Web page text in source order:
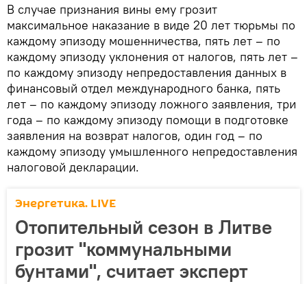
В случае признания вины ему грозит
максимальное наказание в виде 20 лет тюрьмы по
каждому эпизоду мошенничества, пять лет – по
каждому эпизоду уклонения от налогов, пять лет –
по каждому эпизоду непредоставления данных в
финансовый отдел международного банка, пять
лет – по каждому эпизоду ложного заявления, три
года – по каждому эпизоду помощи в подготовке
заявления на возврат налогов, один год – по
каждому эпизоду умышленного непредоставления
налоговой декларации.
Энергетика. LIVE
Отопительный сезон в Литве
грозит "коммунальными
бунтами", считает эксперт